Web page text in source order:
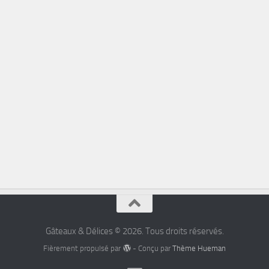
Gâteaux & Délices © 2026. Tous droits réservés.
Fièrement propulsé par - Conçu par Thème Hueman